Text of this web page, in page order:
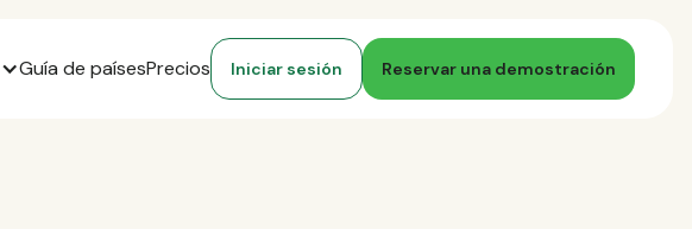
Guía de paísesPrecios Iniciar sesión Reservar una demostración